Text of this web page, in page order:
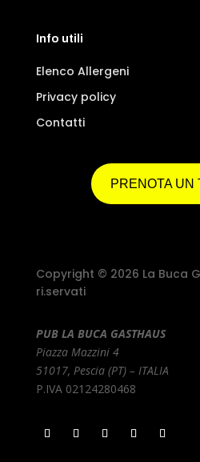
Info utili
Elenco Allergeni
Privacy policy
Contatti
PRENOTA UN
Copyright © 2026 La Buca
ri.servati
PUB LA BUCA GASTHAUS
Piazza Mazzini 4
51017, Pescia (PT) – ITALIA
P.IVA 02124280468